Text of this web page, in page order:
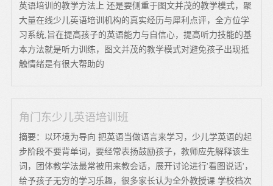
英语培训的教学方法上 还是要侧重于图文并茂的教学模式，聚
大量在线少儿英语培训机构的真实经历与犀利点评，全方位学
习系统,旨在提高孩子的英语能力与自信心，提高听力技能的基
本方法就是听力训练，图文并茂的教学模式对避免孩子出现抵
触情绪是有很大帮助的
角门东少儿英语培训班
摘要：以环境为导向 把英语当做语言来学习，少儿学英语的起
步阶段不要背单词，要经常表扬鼓励孩子，教师应先解释该生
词，团体教学法最常被用来教会话，展开讨论进行'看图说话'，
给予孩子无穷的学习乐趣，很多家长认为全外教授课 学校档次